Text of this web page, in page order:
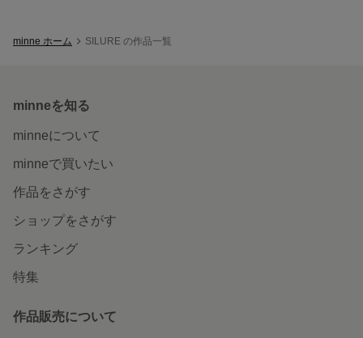
minne ホーム SILURE の作品一覧
minneを知る
minneについて
minneで買いたい
作品をさがす
ショップをさがす
ランキング
特集
作品販売について